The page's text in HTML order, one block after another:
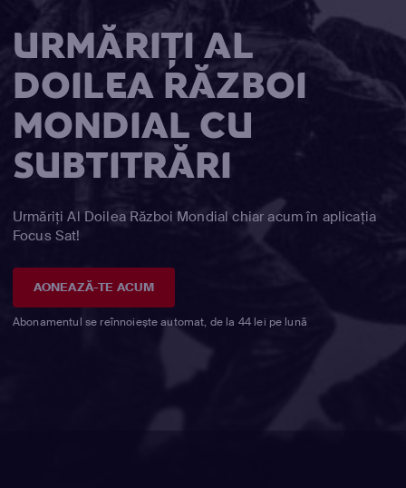
URMĂRIȚI AL
DOILEA RĂZBOI
MONDIAL CU
SUBTITRĂRI
Urmăriți Al Doilea Război Mondial chiar acum în aplicația
Focus Sat!
AONEAZĂ-TE ACUM
Abonamentul se reînnoiește automat, de la 44 lei pe lună